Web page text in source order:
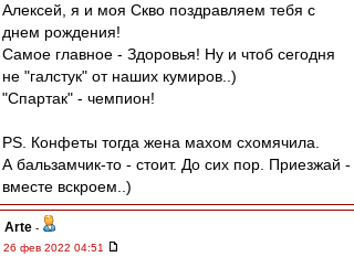
Алексей, я и моя Скво поздравляем тебя с
днем рождения!
Самое главное - Здоровья! Ну и чтоб сегодня
не "галстук" от наших кумиров..)
"Спартак" - чемпион!
PS. Конфеты тогда жена махом схомячила.
А бальзамчик-то - стоит. До сих пор. Приезжай -
вместе вскроем..)
Arte -
26 фев 2022 04:51